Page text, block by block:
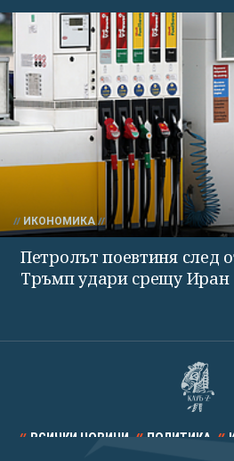
ИКОНОМИКА
Петролът поевтиня след
Тръмп удари срещу Иран
ВСИЧКИ НОВИНИ ПОЛИТИКА